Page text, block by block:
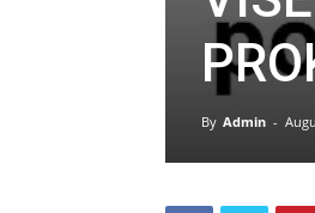
By Admin -